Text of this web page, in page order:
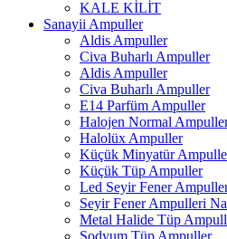
KALE KİLİT
Sanayii Ampuller
Aldis Ampuller
Civa Buharlı Ampuller
Aldis Ampuller
Civa Buharlı Ampuller
E14 Parfüm Ampuller
Halojen Normal
Halolüx Ampuller
Küçük Minyatür
Küçük Tüp Ampuller
Led Seyir Fener
Seyir Fener Ampulleri
Metal Halide Tüp
Sodyum Tüp Ampuller